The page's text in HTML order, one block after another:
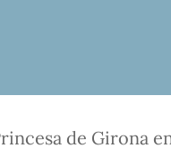
de Girona